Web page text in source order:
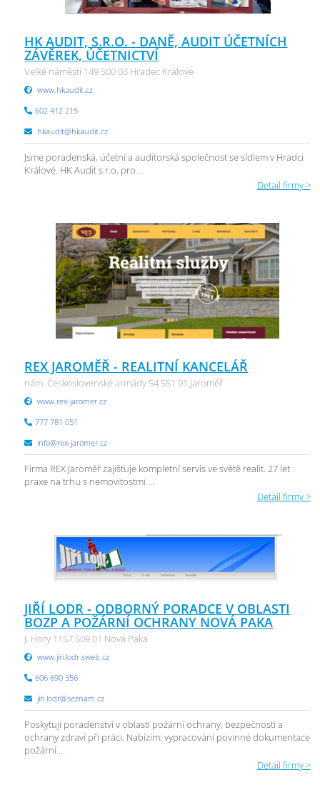
HK AUDIT, S.R.O. - DANĚ, AUDIT ÚČETNÍCH
ZÁVĚREK, ÚČETNICTVÍ
Velké náměstí 149 500 03 Hradec Králové
www.hkaudit.cz
602 412 215
hkaudit@hkaudit.cz
Jsme poradenská, účetní a auditorská společnost se sídlem v Hradci
Králové. HK Audit s.r.o. pro ...
Detail firmy >
REX JAROMĚŘ - REALITNÍ KANCELÁŘ
nám. Československé armády 54 551 01 Jaroměř
www.rex-jaromer.cz
777 781 051
info@rex-jaromer.cz
Firma REX Jaroměř zajišťuje kompletní servis ve světě realit. 27 let
praxe na trhu s nemovitostmi ...
Detail firmy >
JIŘÍ LODR - ODBORNÝ PORADCE V OBLASTI
BOZP A POŽÁRNÍ OCHRANY NOVÁ PAKA
J. Hory 1157 509 01 Nová Paka
www.jiri.lodr.sweb.cz
606 690 356
jiri.lodr@seznam.cz
Poskytuji poradenství v oblasti požární ochrany, bezpečnosti a
ochrany zdraví při práci. Nabízím: vypracování povinné dokumentace
požární ...
Detail firmy >